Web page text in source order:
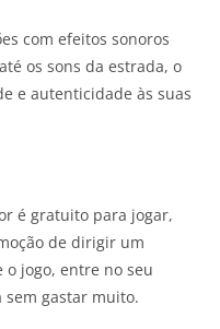
com efeitos sonoros
os sons da estrada, o
e autenticidade às suas
é gratuito para jogar,
de dirigir um
o jogo, entre no seu
sem gastar muito.